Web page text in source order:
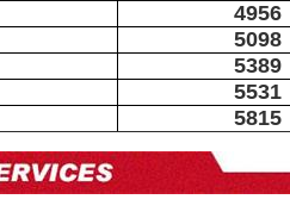
4956
5098
5389
5531
5815